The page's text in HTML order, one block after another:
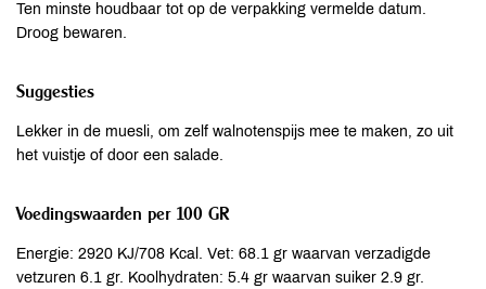
Ten minste houdbaar tot op de verpakking vermelde datum.
Droog bewaren.
Suggesties
Lekker in de muesli, om zelf walnotenspijs mee te maken, zo uit
het vuistje of door een salade.
Voedingswaarden per 100 GR
Energie: 2920 KJ/708 Kcal. Vet: 68.1 gr waarvan verzadigde
vetzuren 6.1 gr. Koolhydraten: 5.4 gr waarvan suiker 2.9 gr.